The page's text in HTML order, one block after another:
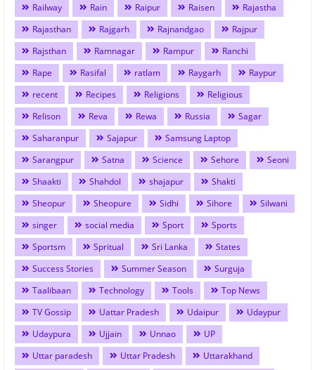
Railway
Rain Raipur Raisen
Rajastha
Rajasthan
Rajgarh Rajnandgao
Rajpur
Rajsthan
Ramnagar Rampur
Ranchi
Rape
Rasifal ratlam Raygarh
Raypur
recent
Recipes Religions
Religious
Relison
Reva Rewa Russia
Sagar
Saharanpur
Sajapur
Samsung Laptop
Sarangpur
Satna Science Sehore
Seoni
Shaakti
Shahdol shajapur
Shakti
Sheopur
Sheopure Sidhi Sihore
Silwani
singer
social media Sport
Sports
Sportsm
Spritual Sri Lanka
States
Success Stories
Summer Season
Surguja
Taalibaan
Technology Tools
Top News
TV Gossip
Uattar Pradesh Udaipur
Udaypur
Udaypura
Ujjain Unnao
UP
Uttar paradesh
Uttar Pradesh
Uttarakhand